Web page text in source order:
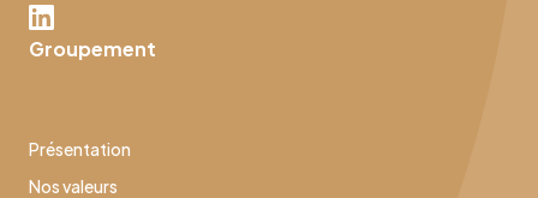
Groupement
Présentation
Nos valeurs